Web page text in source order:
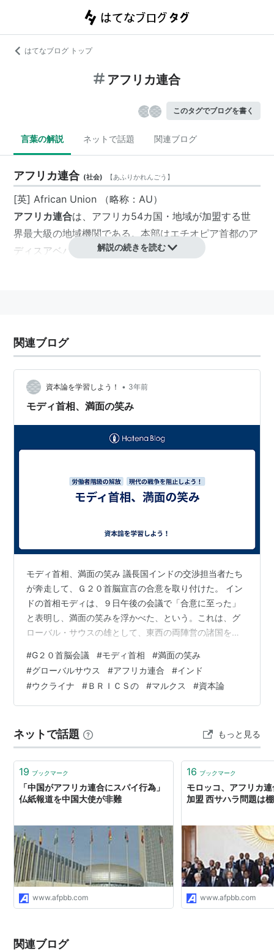
はてなブログ トップ
アフリカ連合
このタグでブログを書く
言葉の解説 ネットで話題 関連ブログ
アフリカ連合 (社会) 【あふりかれんごう 】
[英]African Union （略称：AU）
アフリカ連合は、アフリカ54カ国・地域が加盟する世
界最大級の地域機関である。本部はエチオピア首都のア
ディスアベバ
発足以来、アフリカの地域統合・協力の中核として急速
に機能・役割を拡大しており、特に平和・安全保障分野
で活動を強化している。
国連改革、気候変動、各種選挙等で統一の立場を形成
し、G8や国連を始めとする国際社会は、アフリカの自
助努力の現れとしてAUを高く評価するようになってい
の役割を増大させている。
などとなっている。
活動目的
アフリカ諸国・諸国民間の一層の統一性・連帯の達
アフリカの政治的・経済的・社会的統合の加速化
アフリカの平和・安全保障・安定の促進
などとなっている。
加盟国
アルジェリア
ウガンダ
エジプト
エチオピア
エリトリア
ガーナ
ガボン
解説の続きを読む
関連ブログ
資本論を学習しよう！ • 3年前
モディ首相、満面の笑み
モディ首相、満面の笑み 議長国インドの交渉担当者たち
が奔走して、Ｇ２０首脳宣言の合意を取り付けた。 イン
ドの首相モディは、９日午後の会議で「合意に至った」
と表明し、満面の笑みを浮かべた、という。これは、グ
ローバル・サウスの雄として、東西の両陣営の諸国をふ
自信の表出であったのであろう。 宣言では、ロシアのウ
クライナへの侵略にかんして、ロシアを名指しすること
は慎重に避けて、「すべての国は領土獲得のために武力
を行使してはならない」と明記できた。「核使用の脅し
エネルギー安全保障にたいする戦争の悪影響」を…
#G２０首脳会議 #モディ首相 #満面の笑み
#グローバルサウス #アフリカ連合 #インド
#ウクライナ #ＢＲＩＣＳの #マルクス #資本論
ネットで話題 もっと見る
19 ブックマーク
「中国がアフリカ連合にスパイ行為」
仏紙報道を中国大使が非難
www.afpbb.com
16 ブックマーク
モロッコ、アフリカ
加盟 西サハラ問題は
www.afpbb.com
関連ブログ